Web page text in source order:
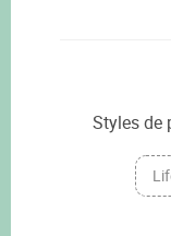
Styles de